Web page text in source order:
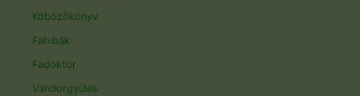
Köbözőkönyv
Fahibák
Fadoktor
Vándorgyűlés